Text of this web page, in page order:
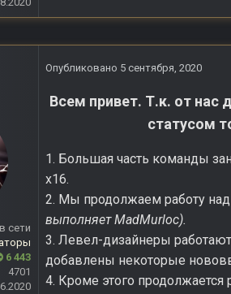
сети
6 443
4701
Опубликовано 5 сентября, 2020
Всем привет. Т.к. от
статусом
1. Большая часть команды
x16.
2. Мы продолжаем работу
выполняет MadMurloc).
3. Левел-дизайнеры
добавлены некоторые
4. Кроме этого